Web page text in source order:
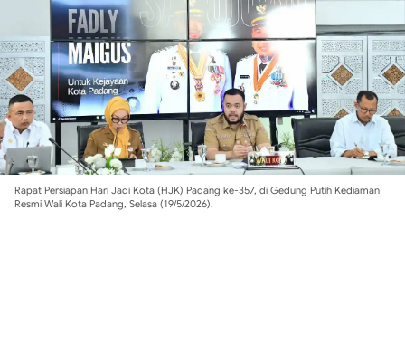
Rapat Persiapan Hari Jadi Kota (HJK) Padang ke-357, di Gedung Putih Kediaman
Resmi Wali Kota Padang, Selasa (19/5/2026).